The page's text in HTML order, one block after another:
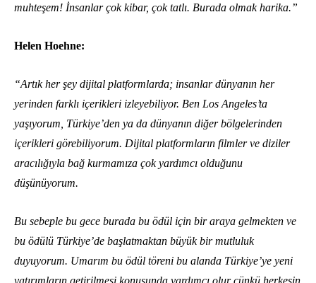
muhteşem! İnsanlar çok kibar, çok tatlı. Burada olmak harika.”
Helen Hoehne:
“Artık her şey dijital platformlarda; insanlar dünyanın her
yerinden farklı içerikleri izleyebiliyor. Ben Los Angeles’ta
yaşıyorum, Türkiye’den ya da dünyanın diğer bölgelerinden
içerikleri görebiliyorum. Dijital platformların filmler ve diziler
aracılığıyla bağ kurmamıza çok yardımcı olduğunu
düşünüyorum.
Bu sebeple bu gece burada bu ödül için bir araya gelmekten ve
bu ödülü Türkiye’de başlatmaktan büyük bir mutluluk
duyuyorum. Umarım bu ödül töreni bu alanda Türkiye’ye yeni
yatırımların getirilmesi konusunda yardımcı olur çünkü herkesin